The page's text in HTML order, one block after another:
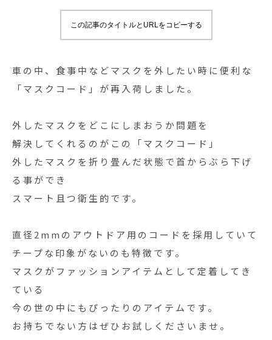
この記事のタイトルとURLをコピーする
車の中、食事中などマスクを外したい時に便利な
「マスクコード」が再入荷しました。
外したマスクをどこにしまおうか問題を
解決してくれるのがこの「マスクコード」
外したマスクを折り畳んだ状態で首からぶら下げ
る事ができ
スマート且つ衛生的です。
直径2mmのアウトドア用のコードを採用していて
チープな印象がないのも特徴です。
マスクがファッションアイテムとして定着してき
ている
今の世の中にもぴったりのアイテムです。
お持ちでない方はぜひお試しくださいませ。